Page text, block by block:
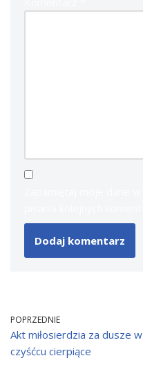
POPRZEDNIE
Akt miłosierdzia za dusze w
czyśćcu cierpiące